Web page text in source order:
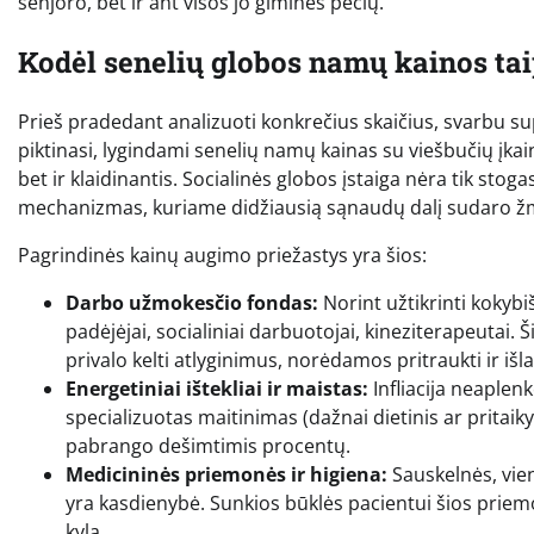
Kodėl senelių globos namų kainos
Prieš pradedant analizuoti konkrečius skaičius, svarbu
piktinasi, lygindami senelių namų kainas su viešbučių
bet ir klaidinantis. Socialinės globos įstaiga nėra tik
mechanizmas, kuriame didžiausią sąnaudų dalį sudaro
Pagrindinės kainų augimo priežastys yra šios:
Darbo užmokesčio fondas: Norint užtikrinti
padėjėjai, socialiniai darbuotojai, kineziterapeutai.
privalo kelti atlyginimus, norėdamos pritraukti ir
Energetiniai ištekliai ir maistas: Infliacija
specializuotas maitinimas (dažnai dietinis ar
pabrango dešimtimis procentų.
Medicininės priemonės ir higiena: Sauskelnės,
yra kasdienybė. Sunkios būklės pacientui šios